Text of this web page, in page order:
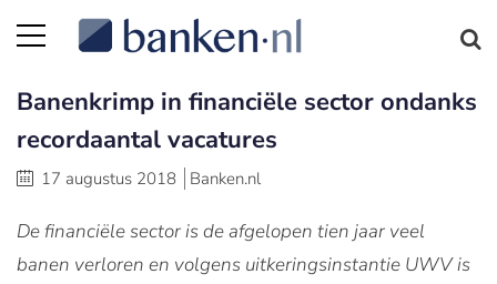
Banenkrimp in financiële sector ondanks
recordaantal vacatures
17 augustus 2018 Banken.nl
De financiële sector is de afgelopen tien jaar veel
banen verloren en volgens uitkeringsinstantie UWV is